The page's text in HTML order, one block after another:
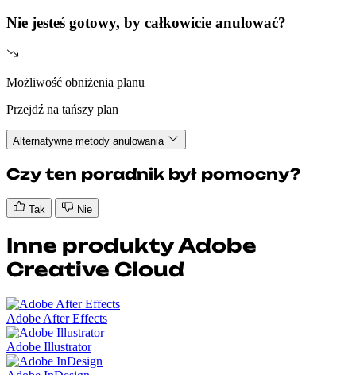
Nie jesteś gotowy, by całkowicie anulować?
Możliwość obniżenia planu
Przejdź na tańszy plan
Alternatywne metody anulowania
Czy ten poradnik był pomocny?
Tak Nie
Inne produkty Adobe
Creative Cloud
Adobe After Effects
Adobe Illustrator